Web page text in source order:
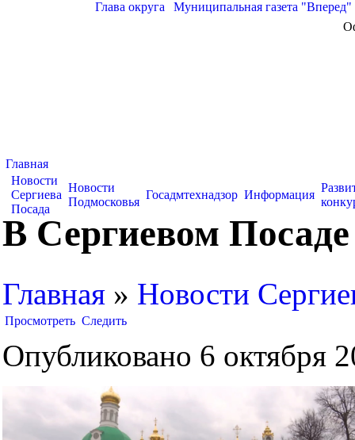
Глава округа Муниципальная газета "Вперед"
Главная
Новости
Сергиева
Посада
Новости
Подмосковья
Госадмтехнадзор Информация
В Сергиевом
Главная » Новости
Просмотреть Следить
Опубликовано 6 октября